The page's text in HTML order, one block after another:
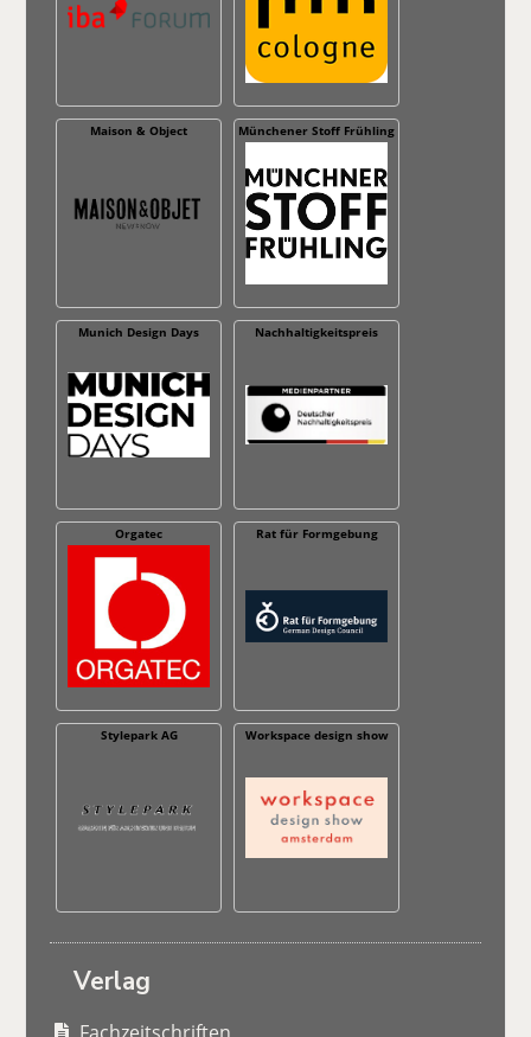
Maison & Object Münchener Stoff Frühling
Munich Design Days Nachhaltig­keitspreis
Orgatec Rat für Formgebung
Stylepark AG Workspace design show
Verlag